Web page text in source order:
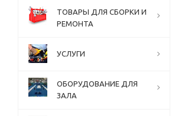
ТОВАРЫ ДЛЯ СБОРКИ И
РЕМОНТА
УСЛУГИ
ОБОРУДОВАНИЕ ДЛЯ
ЗАЛА